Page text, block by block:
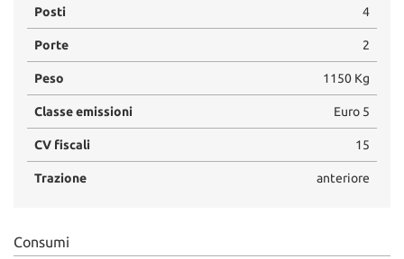
Posti 4
Porte 2
Peso 1150 Kg
Classe emissioni Euro 5
CV fiscali 15
Trazione anteriore
Consumi